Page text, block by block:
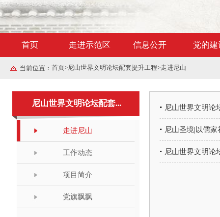
首页 走进示范区 信息公开 党的建
当前位置： 首页>尼山世界文明论坛配套提升工程>走进尼山
尼山世界文明论坛配套...
走进尼山
工作动态
项目简介
党旗飘飘
尼山世界文明论
尼山圣境|以儒
尼山世界文明论